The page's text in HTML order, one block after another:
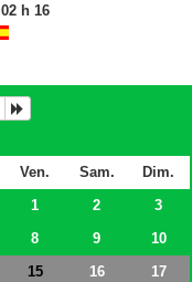
02 h 16
Ven. Sam.
Dim.
1 2
3
8 9
10
15 16
17